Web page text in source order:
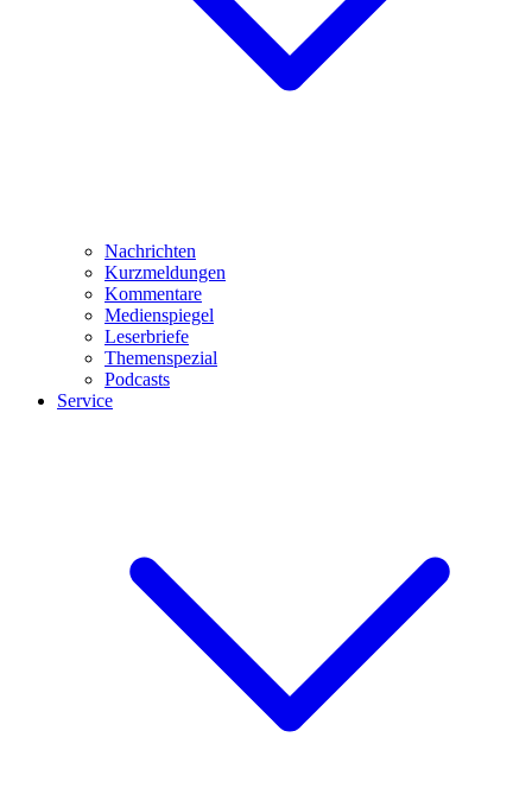
Nachrichten
Kurzmeldungen
Kommentare
Medienspiegel
Leserbriefe
Themenspezial
Podcasts
Service